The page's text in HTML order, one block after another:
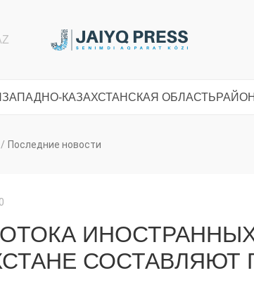
ЗАПАДНО-КАЗАХСТАНСКАЯ ОБЛАСТЬ
/ Последние новости
СОСТАВЛЯЮТ